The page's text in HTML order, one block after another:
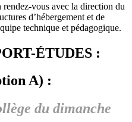
vous avec la direction du
d’hébergement et de
technique et pédagogique.
ÉTUDES :
A) :
du dimanche